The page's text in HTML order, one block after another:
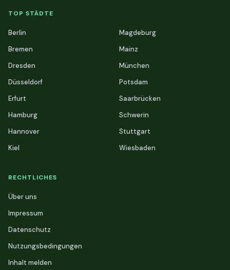
TOP STÄDTE
Berlin
Bremen
Dresden
Düsseldorf
Erfurt
Hamburg
Hannover
Kiel
Magdeburg
Mainz
München
Potsdam
Saarbrücken
Schwerin
Stuttgart
Wiesbaden
RECHTLICHES
Über uns
Impressum
Datenschutz
Nutzungsbedingungen
Inhalt melden